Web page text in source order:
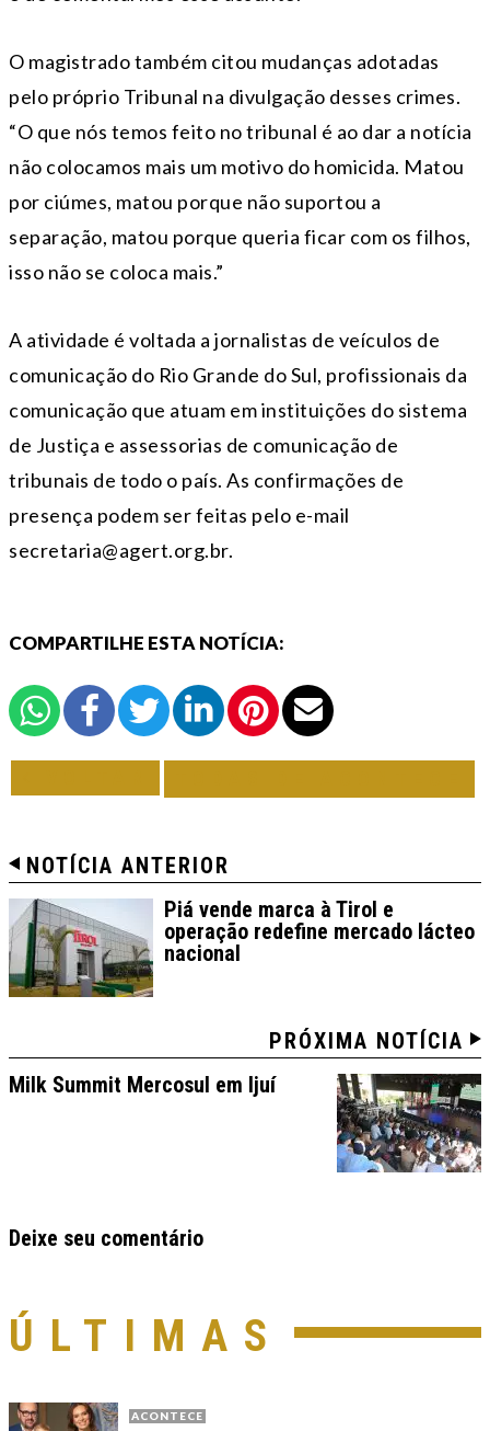
O magistrado também citou mudanças adotadas
pelo próprio Tribunal na divulgação desses crimes.
“O que nós temos feito no tribunal é ao dar a notícia
não colocamos mais um motivo do homicida. Matou
por ciúmes, matou porque não suportou a
separação, matou porque queria ficar com os filhos,
isso não se coloca mais.”
A atividade é voltada a jornalistas de veículos de
comunicação do Rio Grande do Sul, profissionais da
comunicação que atuam em instituições do sistema
de Justiça e assessorias de comunicação de
tribunais de todo o país. As confirmações de
presença podem ser feitas pelo e-mail
secretaria@agert.org.br.
COMPARTILHE ESTA NOTÍCIA:
NOTÍCIA ANTERIOR
Piá vende marca à Tirol e
operação redefine mercado lácteo
nacional
PRÓXIMA NOTÍCIA
Milk Summit Mercosul em Ijuí
Deixe seu comentário
ÚLTIMAS
ACONTECE